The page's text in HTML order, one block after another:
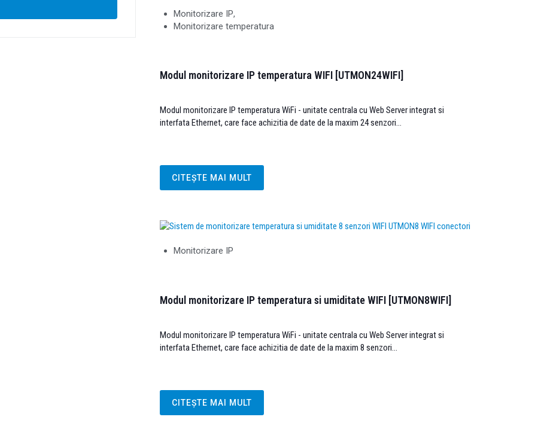
Monitorizare IP,
Monitorizare temperatura
Modul monitorizare IP temperatura WIFI [UTMON24WIFI]
Modul monitorizare IP temperatura WiFi - unitate centrala cu Web Server integrat si
interfata Ethernet, care face achizitia de date de la maxim 24 senzori...
CITEȘTE MAI MULT
Monitorizare IP
Modul monitorizare IP temperatura si umiditate WIFI [UTMON8WIFI]
Modul monitorizare IP temperatura WiFi - unitate centrala cu Web Server integrat si
interfata Ethernet, care face achizitia de date de la maxim 8 senzori...
CITEȘTE MAI MULT